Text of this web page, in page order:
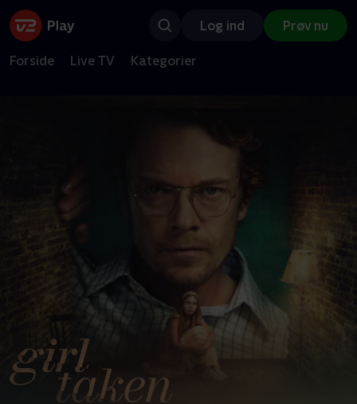
Log ind Prøv nu
Forside Live TV Kategorier